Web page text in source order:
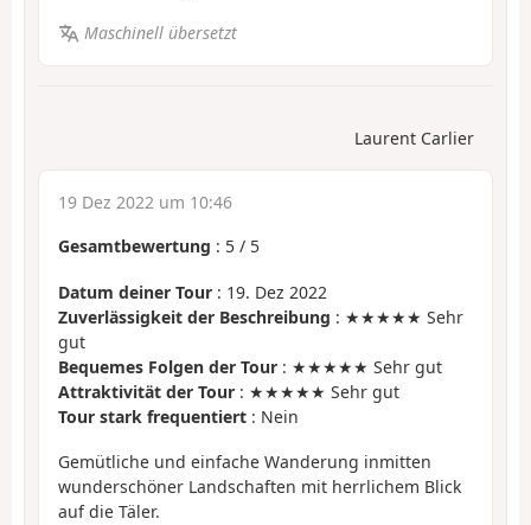
Maschinell übersetzt
Laurent Carlier
19 Dez 2022 um 10:46
Gesamtbewertung : 5 / 5
Datum deiner Tour : 19. Dez 2022
Zuverlässigkeit der Beschreibung : ★★★★★ Sehr
gut
Bequemes Folgen der Tour : ★★★★★ Sehr gut
Attraktivität der Tour : ★★★★★ Sehr gut
Tour stark frequentiert : Nein
Gemütliche und einfache Wanderung inmitten
wunderschöner Landschaften mit herrlichem Blick
auf die Täler.